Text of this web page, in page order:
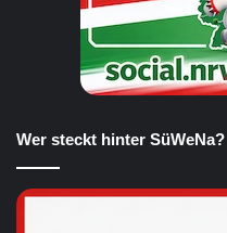
Wer steckt hinter SüWeNa?